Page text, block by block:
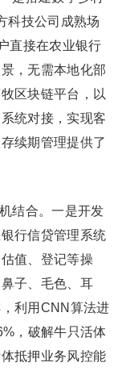
科技公司成熟场
直接在农业银行
，无需本地化部
区块链平台，以
统对接，实现客
续期管理提供了
结合。一是开发
行信贷管理系统
值、登记等操
子、毛色、耳
利用CNN算法进
，破解牛只活体
抵押业务风控能